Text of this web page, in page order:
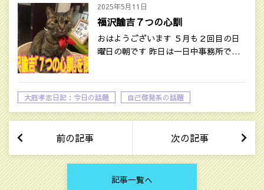
2025年5月11日
福沢諭吉７つの心訓
おはようございます ５月も２回目の日
曜日の朝です 昨日は一日中事務所で…
大庭孝志日記：今日の話題 自己啓発系の話題
前の記事 次の記事
記事一覧へ